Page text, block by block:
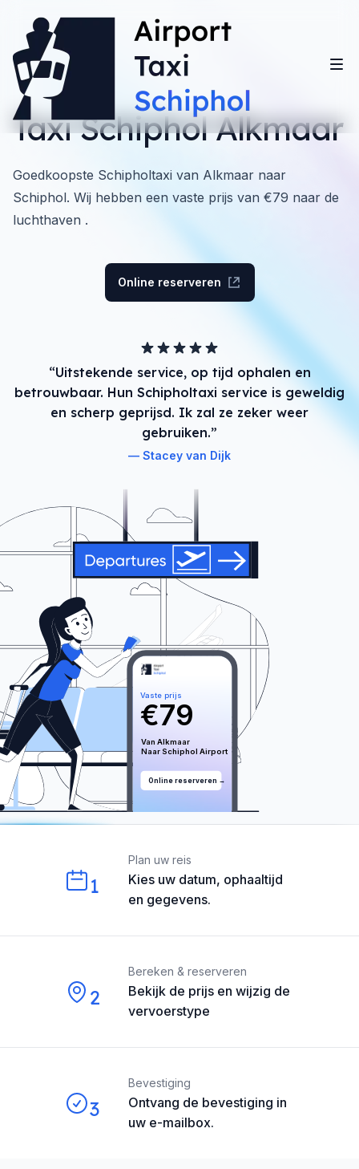
Taxi Schiphol Alkmaar
Goedkoopste Schipholtaxi van Alkmaar naar
Schiphol. Wij hebben een vaste prijs van €79 naar de
luchthaven .
Online reserveren
“Uitstekende service, op tijd ophalen en
betrouwbaar. Hun Schipholtaxi service is geweldig
en scherp geprijsd. Ik zal ze zeker weer
gebruiken.”
Stacey van Dijk
Online reserveren →
79
€
Vaste prijs
Van Alkmaar
Naar Schiphol Airport
1
Kies uw datum, ophaaltijd
en gegevens.
Plan uw reis
2
Bekijk de prijs en wijzig de
vervoerstype
Bereken & reserveren
3
Ontvang de bevestiging in
uw e-mailbox.
Bevestiging